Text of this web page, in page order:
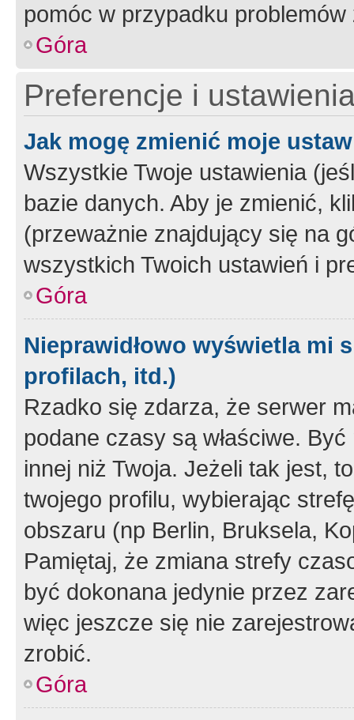
pomóc w przypadku
Góra
Preferencje i
Jak mogę zmienić moje
Wszystkie Twoje ustawienia
bazie danych. Aby je zmienić,
(przeważnie znajdujący się na
wszystkich Twoich ustawień i
Góra
Nieprawidłowo wyświetla mi
profilach, itd.)
Rzadko się zdarza, że serwer
podane czasy są właściwe.
innej niż Twoja. Jeżeli tak jest,
twojego profilu, wybierając
obszaru (np Berlin, Bruksela,
Pamiętaj, że zmiana strefy
być dokonana jedynie przez
więc jeszcze się nie
zrobić.
Góra